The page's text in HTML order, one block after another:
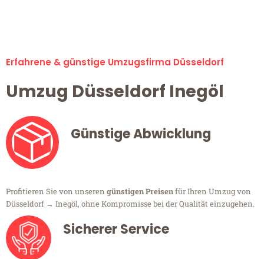
Erfahrene & günstige Umzugsfirma Düsseldorf
Umzug Düsseldorf Inegöl
Günstige Abwicklung
Profitieren Sie von unseren günstigen Preisenfür Ihren Umzug von
Düsseldorf → Inegöl, ohne Kompromisse bei der Qualität einzugehen.
Sicherer Service